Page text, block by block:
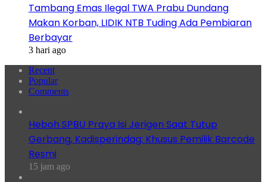
Tambang Emas Ilegal TWA Prabu Dundang
Makan Korban, LIDIK NTB Tuding Ada Pembiaran
Berbayar
3 hari ago
Recent
Popular
Comments
Heboh SPBU Praya Isi Jerigen Saat Tutup
Gerbang, Kadisperindag: Khusus Pemilik Barcode
Resmi
15 jam ago